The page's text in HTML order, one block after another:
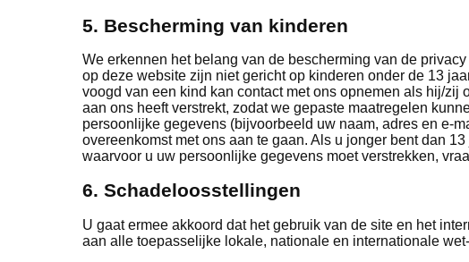
5. Bescherming van kinderen
We erkennen het belang van de bescherming van de
op deze website zijn niet gericht op kinderen onder de 13
voogd van een kind kan contact met ons opnemen als hij/
aan ons heeft verstrekt, zodat we gepaste maatregelen
persoonlijke gegevens (bijvoorbeeld uw naam, adres en e-
overeenkomst met ons aan te gaan. Als u jonger bent dan
waarvoor u uw persoonlijke gegevens moet verstrekken,
6. Schadeloosstellingen
U gaat ermee akkoord dat het gebruik van de site en het
aan alle toepasselijke lokale, nationale en internationale